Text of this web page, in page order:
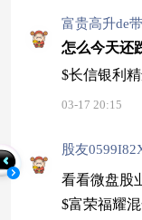
在手里不会
产品才更加
富贵高升de
怎么今天还
$长信银利
03-17 20:15
股友
看看微盘股
$富荣福耀